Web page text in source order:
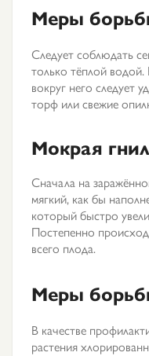
Меры
Следует соблюдать
только тёплой водой.
вокруг него следует
торф или свежие
Мокрая
Сначала на
мягкий, как бы
который быстро
Постепенно
всего плода.
Меры
В качестве
растения